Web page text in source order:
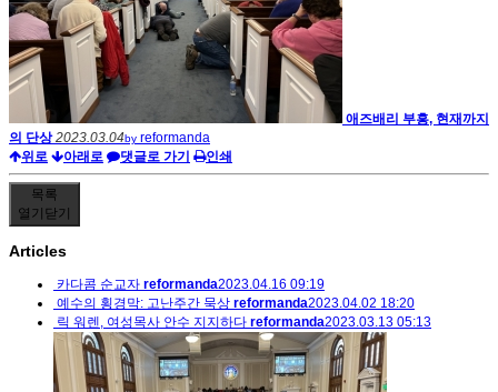
애즈배리 부흥, 현재까지
의 단상 2023.03.04by reformanda
위로
아래로 댓글로 가기 인쇄
목록
열기 닫기
Articles
카다콤 순교자 reformanda2023.04.16 09:19
예수의 횡경막: 고난주간 묵상 reformanda2023.04.02 18:20
릭 워렌, 여성목사 안수 지지하다 reformanda2023.03.13 05:13